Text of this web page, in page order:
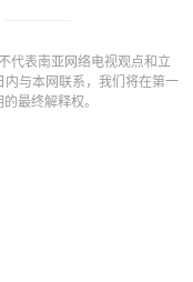
代表南亚网络电视观点和立
与本网联系，我们将在第一
最终解释权。